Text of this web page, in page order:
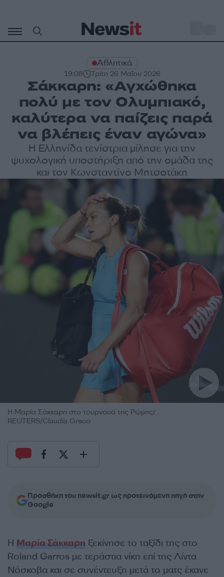
περιεχόμενο
Αθλητικά
19:08 Τρίτη 26 Μαΐου 2026
Σάκκαρη: «Αγχώθηκα
πολύ με τον Ολυμπιακό,
καλύτερα να παίζεις παρά
να βλέπεις έναν αγώνα»
Η Ελληνίδα τενίστρια μίλησε για την
ψυχολογική υποστήριξη από την ομάδα της
και τον Κωνσταντίνο Μητσοτάκη
Η Μαρία Σάκκαρη στο τουρνουά της Ρώμης/
REUTERS/Claudia Greco
Προσθήκη του newsit.gr ως προτεινόμενη πηγή στην
Google
Η Μαρία Σάκκαρη ξεκίνησε το ταξίδι της στο
Roland Garros με τεράστια νίκη επί της Λίντα
Νόσκοβα και σε συνέντευξη μετά το ματς έκανε